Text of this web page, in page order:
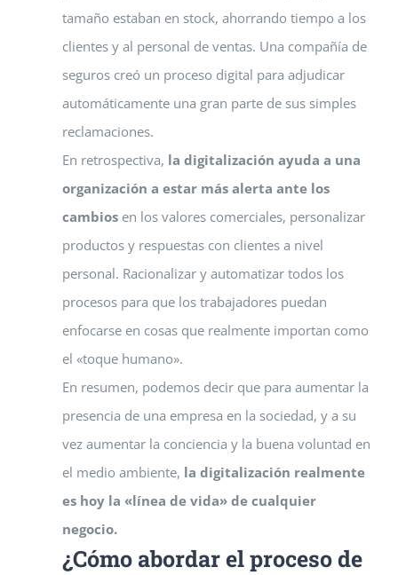
tamaño estaban en stock, ahorrando tiempo a los
clientes y al personal de ventas. Una compañía de
seguros creó un proceso digital para adjudicar
automáticamente una gran parte de sus simples
reclamaciones.
En retrospectiva, la digitalización ayuda a una
organización a estar más alerta ante los
cambios en los valores comerciales, personalizar
productos y respuestas con clientes a nivel
personal. Racionalizar y automatizar todos los
procesos para que los trabajadores puedan
enfocarse en cosas que realmente importan como
el «toque humano».
En resumen, podemos decir que para aumentar la
presencia de una empresa en la sociedad, y a su
vez aumentar la conciencia y la buena voluntad en
el medio ambiente, la digitalización realmente
es hoy la «línea de vida» de cualquier
negocio.
¿Cómo abordar el proceso de